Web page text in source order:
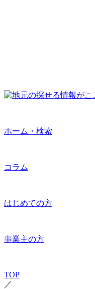
ホーム・検索
コラム
はじめての方
事業主の方
TOP
／